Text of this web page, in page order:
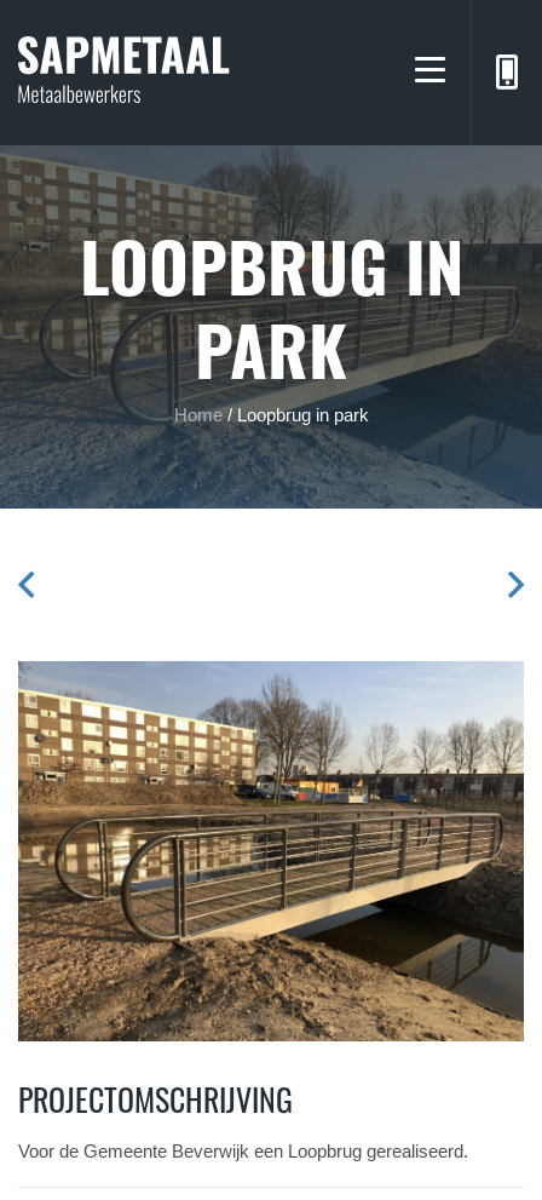
LOOPBRUG IN
PARK
Home/ Loopbrug in park
PROJECTOMSCHRIJVING
Voor de Gemeente Beverwijk een Loopbrug gerealiseerd.